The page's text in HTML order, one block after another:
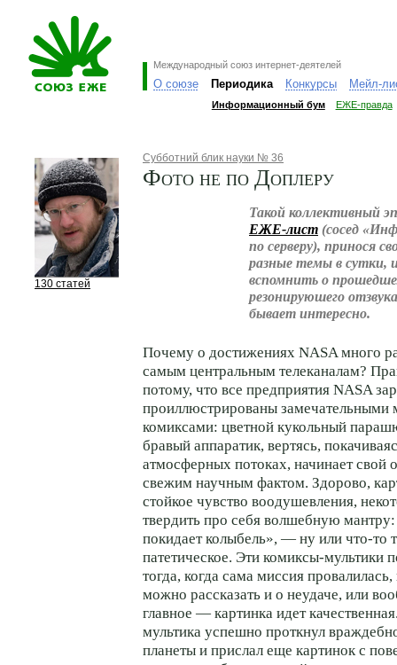
Международный союз интернет-деятелей
О союзе Периодика Конкурсы Мейл-
Информационный бум ЕЖЕ-правда
130 статей
Субботний блик науки № 36
Фото не по Доплеру
Такой коллективный
ЕЖЕ-лист (сосед
по серверу), принося
разные темы в сутки,
вспомнить о
резонируюшего
бывает интересно.
Почему о достижениях NASA много
самым центральным телеканалам?
потому, что все предприятия NASA
проиллюстрированы замечательными
комиксами: цветной кукольный
бравый аппаратик, вертясь,
атмосферных потоках, начинает свой
свежим научным фактом. Здорово,
стойкое чувство воодушевления,
твердить про себя волшебную
покидает колыбель», — ну или что-то
патетическое. Эти комиксы-мультики
тогда, когда сама миссия
можно рассказать и о неудаче, или
главное — картинка идет
мультика успешно проткнул
планеты и прислал еще картинок с